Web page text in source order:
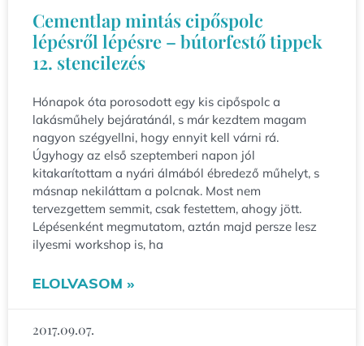
Cementlap mintás cipőspolc
lépésről lépésre – bútorfestő tippek
12. stencilezés
Hónapok óta porosodott egy kis cipőspolc a
lakásműhely bejáratánál, s már kezdtem magam
nagyon szégyellni, hogy ennyit kell várni rá.
Úgyhogy az első szeptemberi napon jól
kitakarítottam a nyári álmából ébredező műhelyt, s
másnap nekiláttam a polcnak. Most nem
tervezgettem semmit, csak festettem, ahogy jött.
Lépésenként megmutatom, aztán majd persze lesz
ilyesmi workshop is, ha
ELOLVASOM »
2017.09.07.